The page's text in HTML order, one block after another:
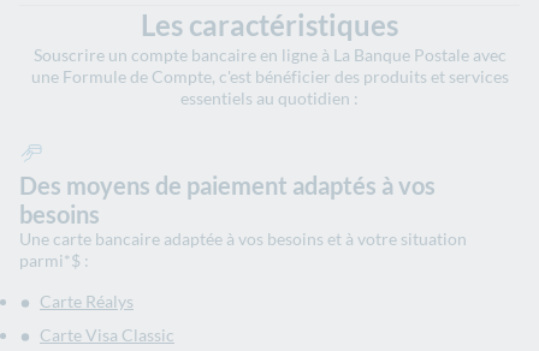
Les caractéristiques
Souscrire un compte bancaire en ligne à La Banque Postale avec
une Formule de Compte, c'est bénéficier des produits et services
essentiels au quotidien :
Des moyens de paiement adaptés à vos
besoins
Une carte bancaire adaptée à vos besoins et à votre situation
parmi*$ :
Carte Réalys
Carte Visa Classic